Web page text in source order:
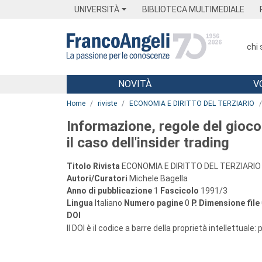
UNIVERSITÀ BIBLIOTECA MULTIMEDIALE
chi
Menu
NOVITÀ
Home riviste ECONOMIA E DIRITTO DEL TERZIARIO
Informazione, regole del
il caso dell'insider trading
Titolo Rivista ECONOMIA E DIRITTO DEL TERZIARIO
Autori/Curatori Michele Bagella
Anno di pubblicazione 1 Fascicolo 1991/3
Lingua Italiano Numero pagine0 P. Dimensione file
DOI
Il DOI è il codice a barre della proprietà intellettuale: